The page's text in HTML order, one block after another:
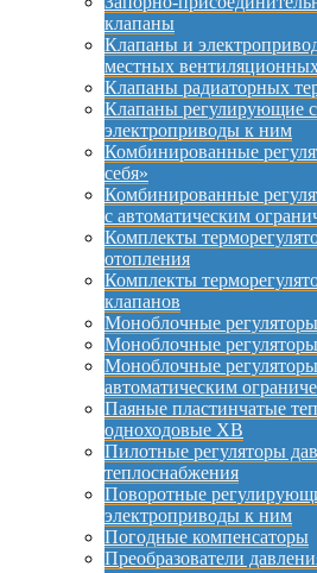
клапаны
Клапаны и
местных
Клапаны радиаторных
Клапаны регулирующие
электроприводы к ним
Комбинированные
себя»
Комбинированные
с автоматическим
Комплекты
отопления
Комплекты
клапанов
Моноблочные
Моноблочные
Моноблочные
автоматическим
Паяные пластинчатые
одноходовые XB
Пилотные регуляторы
теплоснабжения
Поворотные
электроприводы к ним
Погодные компенсаторы
Преобразователи